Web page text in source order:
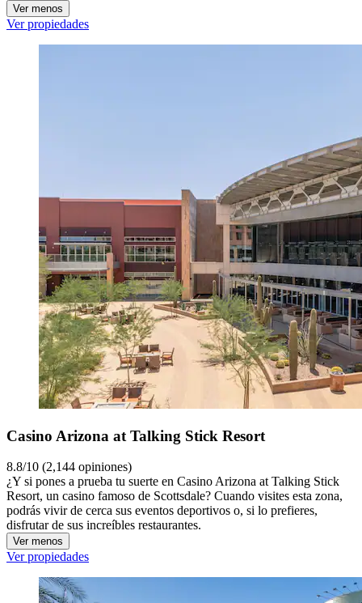
Ver menos
Ver propiedades
Casino Arizona at Talking Stick Resort
8.8/10 (2,144 opiniones)
¿Y si pones a prueba tu suerte en Casino Arizona at Talking Stick
Resort, un casino famoso de Scottsdale? Cuando visites esta zona,
podrás vivir de cerca sus eventos deportivos o, si lo prefieres,
disfrutar de sus increíbles restaurantes.
Ver menos
Ver propiedades